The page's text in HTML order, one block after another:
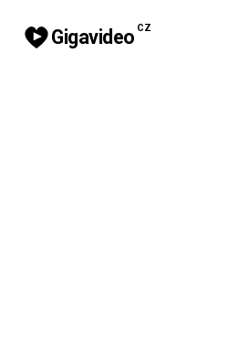
Gigavideo CZ